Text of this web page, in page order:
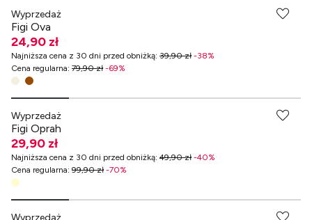
Wyprzedaż
Figi Ova
24,90 zł
Najniższa cena z 30 dni przed obniżką: 39,90 zł -38%
Cena regularna: 79,90 zł -69%
-70% przy zakupach za min. 349 zł
Wyprzedaż
Figi Oprah
29,90 zł
Najniższa cena z 30 dni przed obniżką: 49,90 zł -40%
Cena regularna: 99,90 zł -70%
Wyprzedaż